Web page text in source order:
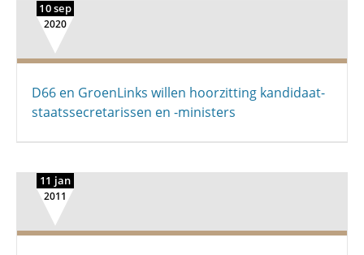
10 sep
2020
D66 en GroenLinks willen hoorzitting kandidaat-
staatssecretarissen en -ministers
11 jan
2011